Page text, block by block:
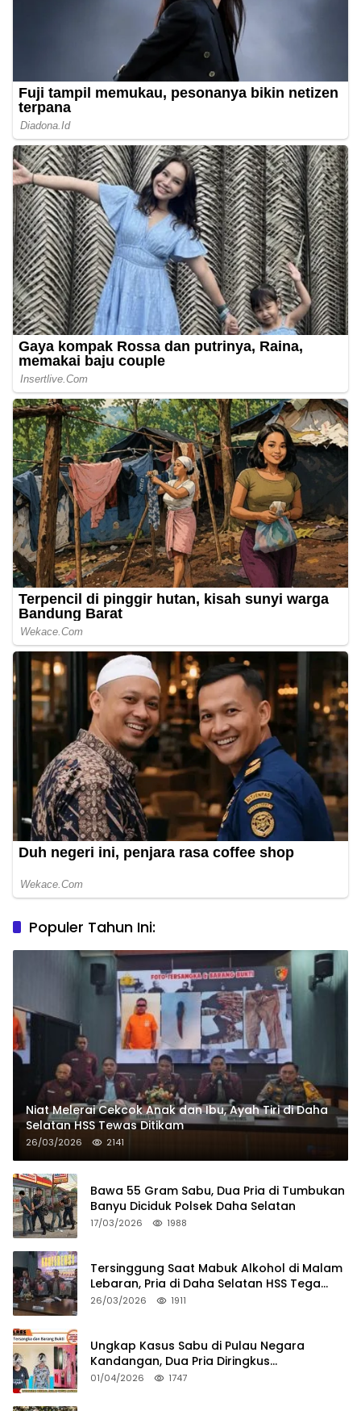
Populer Tahun Ini:
Niat Melerai Cekcok Anak dan Ibu, Ayah Tiri di Daha
Selatan HSS Tewas Ditikam
26/03/2026 2141
Bawa 55 Gram Sabu, Dua Pria di Tumbukan
Banyu Diciduk Polsek Daha Selatan
17/03/2026 1988
Tersinggung Saat Mabuk Alkohol di Malam
Lebaran, Pria di Daha Selatan HSS Tega
Tusuk Teman Sendiri
26/03/2026 1911
Ungkap Kasus Sabu di Pulau Negara
Kandangan, Dua Pria Diringkus
Satresnarkoba HSS
01/04/2026 1747